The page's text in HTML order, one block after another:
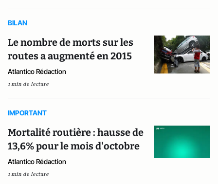
BILAN
Le nombre de morts sur les
routes a augmenté en 2015
Atlantico Rédaction
1 min de lecture
IMPORTANT
Mortalité routière : hausse de
13,6% pour le mois d'octobre
Atlantico Rédaction
1 min de lecture